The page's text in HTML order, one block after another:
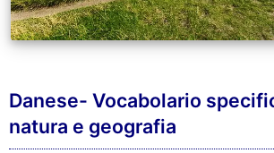
Danese- Vocabolario
natura e geografia